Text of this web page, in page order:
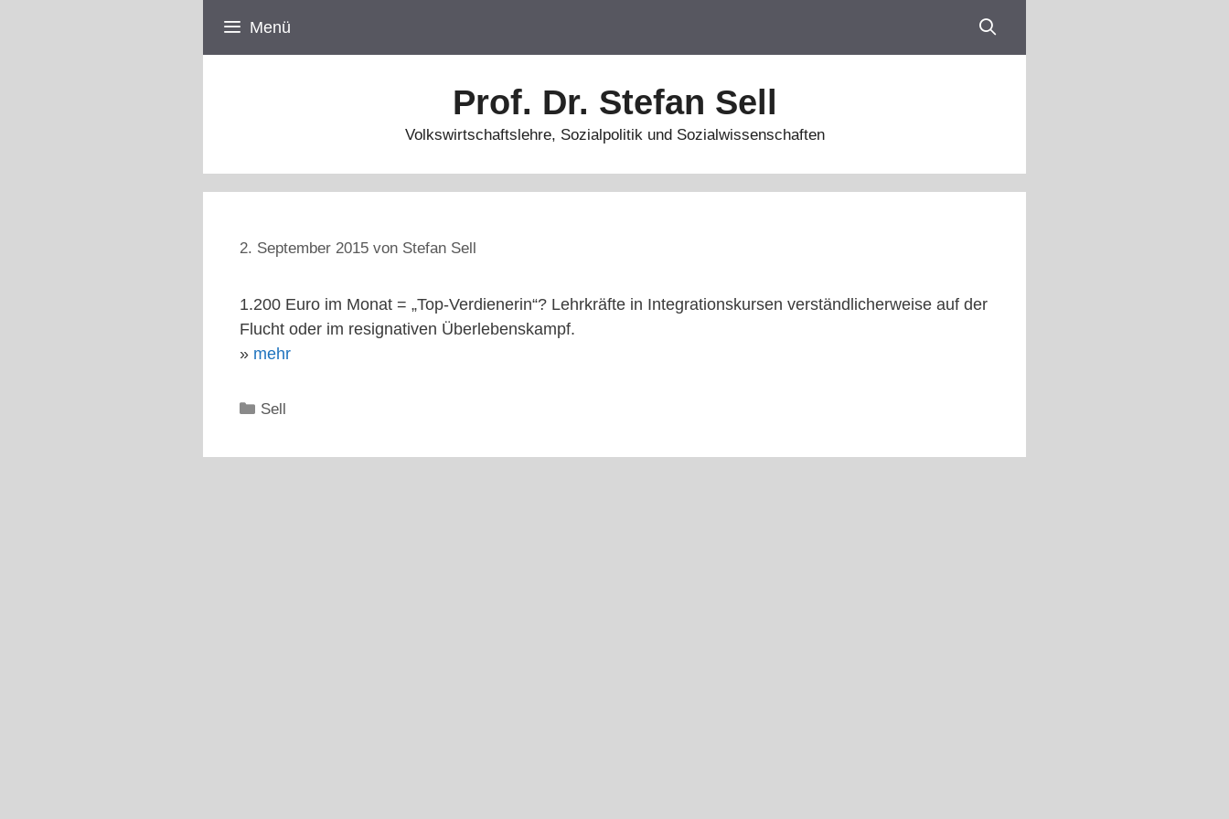
Menü
Prof. Dr. Stefan Sell
Volkswirtschaftslehre, Sozialpolitik und Sozialwissenschaften
2. September 2015 von Stefan Sell
1.200 Euro im Monat = „Top-Verdienerin“? Lehrkräfte in Integrationskursen verständlicherweise auf der
Flucht oder im resignativen Überlebenskampf.
» mehr
Kategorien
Sell